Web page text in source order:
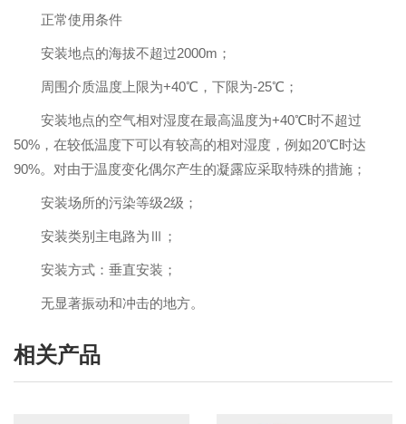
正常使用条件
安装地点的海拔不超过2000m；
周围介质温度上限为+40℃，下限为-25℃；
安装地点的空气相对湿度在最高温度为+40℃时不超过
50%，在较低温度下可以有较高的相对湿度，例如20℃时达
90%。对由于温度变化偶尔产生的凝露应采取特殊的措施；
安装场所的污染等级2级；
安装类别主电路为Ⅲ；
安装方式：垂直安装；
无显著振动和冲击的地方。
相关产品